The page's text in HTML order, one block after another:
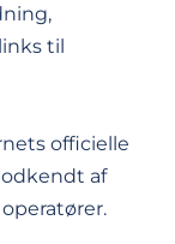
til
officielle
af